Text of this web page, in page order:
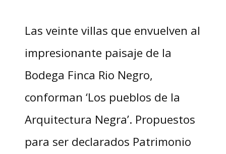
Las veinte villas que envuelven al
impresionante paisaje de la
Bodega Finca Rio Negro,
conforman ‘Los pueblos de la
Arquitectura Negra’. Propuestos
para ser declarados Patrimonio